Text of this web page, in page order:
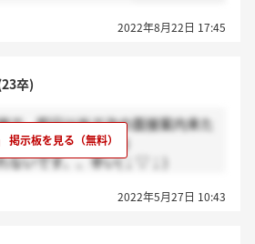
2022年8月22日 17:45
卒)
で、即日以外で次の面接案内来た
ンお願いします(;_;)
ないです、、辛い(；▽；)
2022年5月27日 10:43